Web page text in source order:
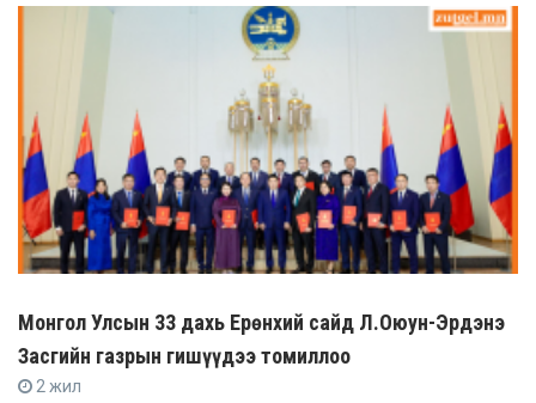
Монгол Улсын 33 дахь Ерөнхий сайд Л.Оюун-Эрдэнэ
Засгийн газрын гишүүдээ томиллоо
2 жил